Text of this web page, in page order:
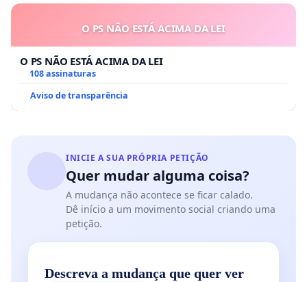
O PS NÃO ESTÁ ACIMA DA LEI
O PS NÃO ESTÁ ACIMA DA LEI
108 assinaturas
Aviso de transparência
INICIE A SUA PRÓPRIA PETIÇÃO
Quer mudar alguma coisa?
A mudança não acontece se ficar calado.
Dê início a um movimento social criando uma
petição.
Descreva a mudança que quer ver